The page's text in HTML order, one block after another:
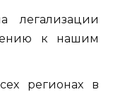
легализации
к нашим
регионах в